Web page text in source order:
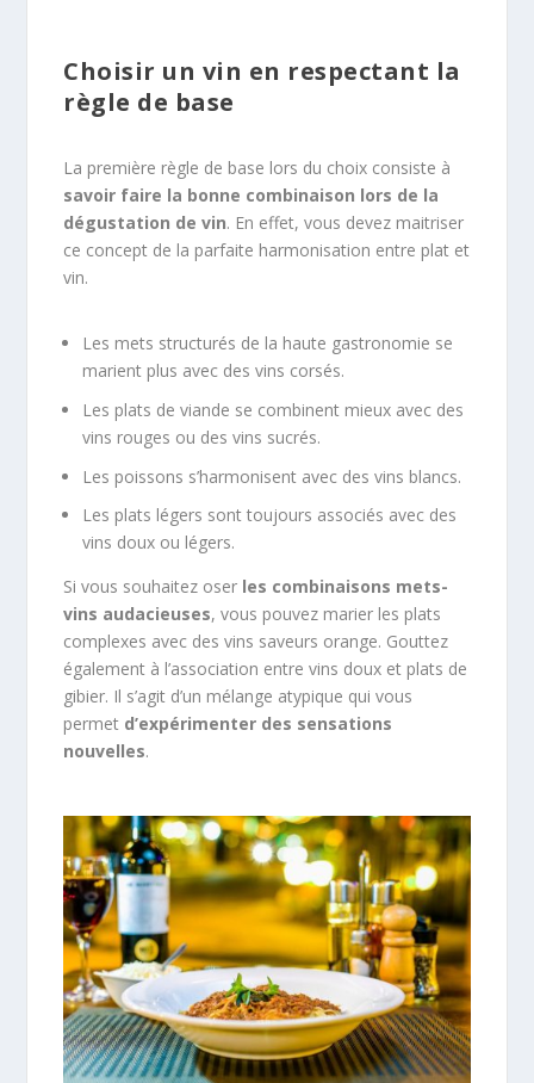
Choisir un vin en respectant la
règle de base
La première règle de base lors du choix consiste à
savoir faire la bonne combinaison lors de la
dégustation de vin. En effet, vous devez maitriser
ce concept de la parfaite harmonisation entre plat et
vin.
Les mets structurés de la haute gastronomie se
marient plus avec des vins corsés.
Les plats de viande se combinent mieux avec des
vins rouges ou des vins sucrés.
Les poissons s’harmonisent avec des vins blancs.
Les plats légers sont toujours associés avec des
vins doux ou légers.
Si vous souhaitez oser les combinaisons mets-
vins audacieuses, vous pouvez marier les plats
complexes avec des vins saveurs orange. Gouttez
également à l’association entre vins doux et plats de
gibier. Il s’agit d’un mélange atypique qui vous
permet d’expérimenter des sensations
nouvelles.